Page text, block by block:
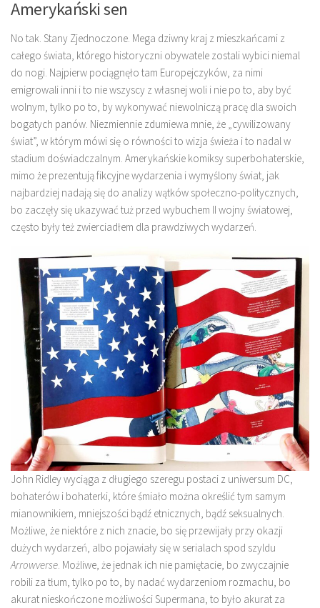
Amerykański sen
No tak. Stany Zjednoczone. Mega dziwny kraj z mieszkańcami z
całego świata, którego historyczni obywatele zostali wybici niemal
do nogi. Najpierw pociągnęło tam Europejczyków, za nimi
emigrowali inni i to nie wszyscy z własnej woli i nie po to, aby być
wolnym, tylko po to, by wykonywać niewolniczą pracę dla swoich
bogatych panów. Niezmiennie zdumiewa mnie, że „cywilizowany
świat”, w którym mówi się o równości to wizja świeża i to nadal w
stadium doświadczalnym. Amerykańskie komiksy superbohaterskie,
mimo że prezentują fikcyjne wydarzenia i wymyślony świat, jak
najbardziej nadają się do analizy wątków społeczno-politycznych,
bo zaczęły się ukazywać tuż przed wybuchem II wojny światowej,
często były też zwierciadłem dla prawdziwych wydarzeń.
John Ridley wyciąga z długiego szeregu postaci z uniwersum DC,
bohaterów i bohaterki, które śmiało można określić tym samym
mianownikiem, mniejszości bądź etnicznych, bądź seksualnych.
Możliwe, że niektóre z nich znacie, bo się przewijały przy okazji
dużych wydarzeń, albo pojawiały się w serialach spod szyldu
Arrowverse . Możliwe, że jednak ich nie pamiętacie, bo zwyczajnie
robili za tłum, tylko po to, by nadać wydarzeniom rozmachu, bo
akurat nieskończone możliwości Supermana, to było akurat za